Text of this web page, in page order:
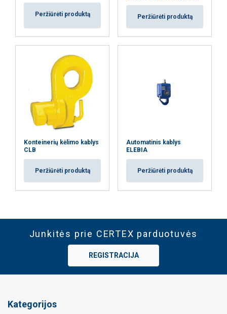
Peržiūrėti produktą Peržiūrėti produktą
Konteinerių kėlimo kablys
CLB
Peržiūrėti produktą
Automatinis kablys
ELEBIA
Peržiūrėti produktą
Junkitės prie CERTEX parduotuvės
REGISTRACIJA
Kategorijos